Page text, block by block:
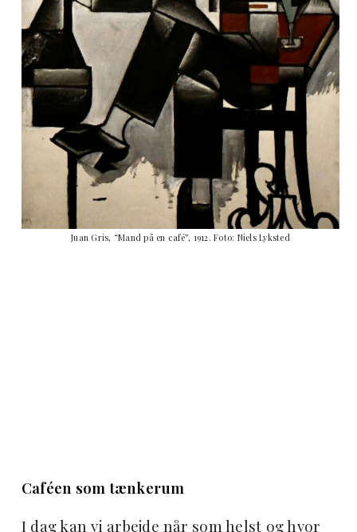
Juan Gris, “Mand på en café”, 1912. Foto: Niels Lyksted
Caféen som tænkerum
I dag kan vi arbejde når som helst og hvor